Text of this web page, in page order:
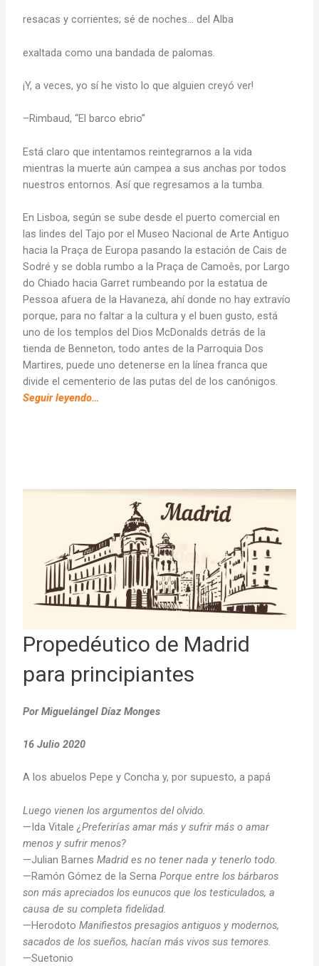
resacas y corrientes; sé de noches… del Alba
exaltada como una bandada de palomas.
¡Y, a veces, yo sí he visto lo que alguien creyó ver!
–Rimbaud, “El barco ebrio”
Está claro que intentamos reintegrarnos a la vida
mientras la muerte aún campea a sus anchas por todos
nuestros entornos. Así que regresamos a la tumba.
En Lisboa, según se sube desde el puerto comercial en
las lindes del Tajo por el Museo Nacional de Arte Antiguo
hacia la Praça de Europa pasando la estación de Cais de
Sodré y se dobla rumbo a la Praça de Camoês, por Largo
do Chiado hacia Garret rumbeando por la estatua de
Pessoa afuera de la Havaneza, ahí donde no hay extravío
porque, para no faltar a la cultura y el buen gusto, está
uno de los templos del Dios McDonalds detrás de la
tienda de Benneton, todo antes de la Parroquia Dos
Martires, puede uno detenerse en la línea franca que
divide el cementerio de las putas del de los canónigos.
Seguir leyendo…
Propedéutico de Madrid
para principiantes
Por Miguelángel Díaz Monges
16 Julio 2020
A los abuelos Pepe y Concha y, por supuesto, a papá
Luego vienen los argumentos del olvido.
—Ida Vitale¿Preferirías amar más y sufrir más o amar
menos y sufrir menos?
—Julian BarnesMadrid es no tener nada y tenerlo todo.
—Ramón Gómez de la SernaPorque entre los bárbaros
son más apreciados los eunucos que los testiculados, a
causa de su completa fidelidad.
—HerodotoManifiestos presagios antiguos y modernos,
sacados de los sueños, hacían más vivos sus temores.
—Suetonio